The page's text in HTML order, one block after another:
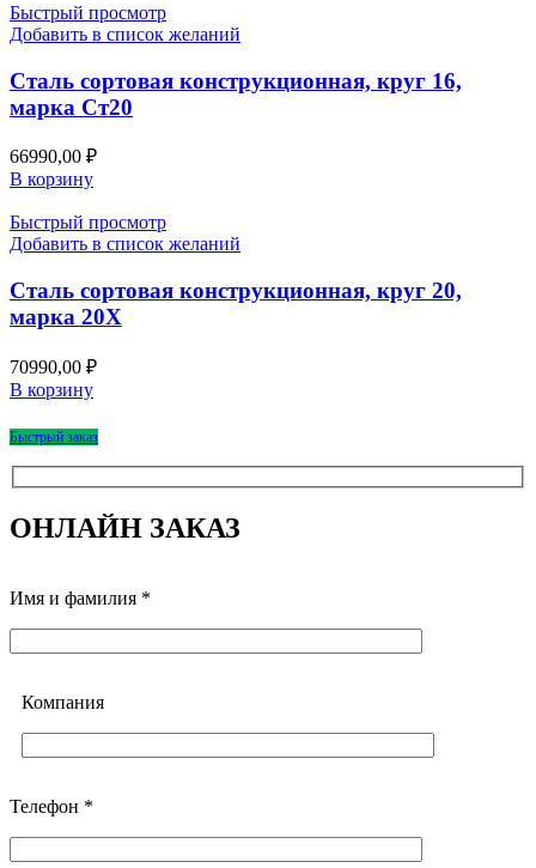
Быстрый просмотр
Добавить в список желаний
Сталь сортовая конструкционная, круг 16,
марка Ст20
66990,00 ₽
В корзину
Быстрый просмотр
Добавить в список желаний
Сталь сортовая конструкционная, круг 20,
марка 20Х
70990,00 ₽
В корзину
Быстрый заказ
ОНЛАЙН ЗАКАЗ
Имя и фамилия *
Компания
Телефон *